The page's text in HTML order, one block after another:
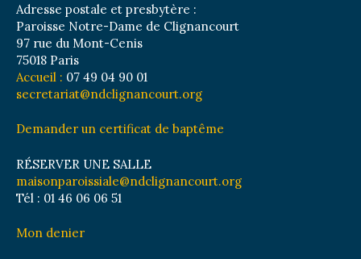
Adresse postale et presbytère :
Paroisse Notre-Dame de Clignancourt
97 rue du Mont-Cenis
75018 Paris
Accueil : 07 49 04 90 01
secretariat@ndclignancourt.org
Demander un certificat de baptême
RÉSERVER UNE SALLE
maisonparoissiale@ndclignancourt.org
Tél : 01 46 06 06 51
Mon denier